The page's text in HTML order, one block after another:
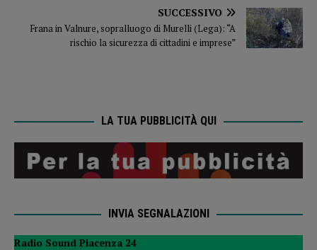
SUCCESSIVO
Frana in Valnure, sopralluogo di Murelli (Lega): “A
rischio la sicurezza di cittadini e imprese”
LA TUA PUBBLICITÀ QUI
INVIA SEGNALAZIONI
Radio Sound Piacenza 24